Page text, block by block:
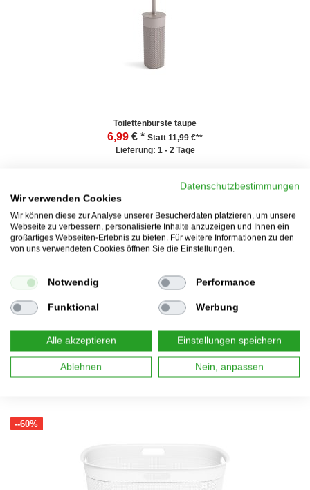
Toilettenbürste taupe
6,99 € * Statt 11,99 €**
Lieferung: 1 - 2 Tage
Kleiderkorb Wäschekorb Flexi Tub Billy 45 L weiß
8,95
--55%
19,95 €**
Lieferung: 1 - 2 Tage
--60%
Datenschutzbestimmungen
Wir verwenden Cookies
Wir können diese zur Analyse unserer Besucherdaten platzieren, um unsere
Webseite zu verbessern, personalisierte Inhalte anzuzeigen und Ihnen ein
großartiges Webseiten-Erlebnis zu bieten. Für weitere Informationen zu den
von uns verwendeten Cookies öffnen Sie die Einstellungen.
Notwendig Performance
Funktional Werbung
Alle akzeptieren Einstellungen speichern
Ablehnen Nein, anpassen